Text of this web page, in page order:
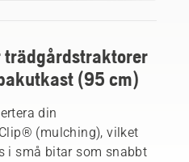
(95 cm)
din
(mulching), vilket
i små bitar som snabbt